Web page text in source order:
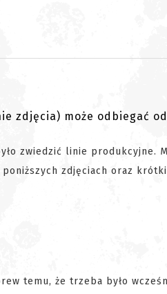
zdjęcia) może odbiegać od
zwiedzić linie produkcyjne.
zdjęciach oraz
temu, że trzeba było